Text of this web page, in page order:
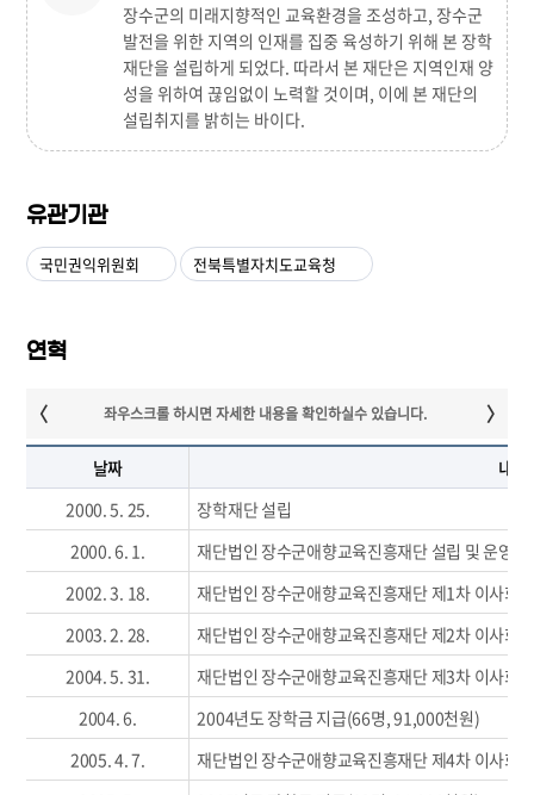
장수군의 미래지향적인 교육환경을 조성하고, 장수군
발전을 위한 지역의 인재를 집중 육성하기 위해 본 장학
재단을 설립하게 되었다. 따라서 본 재단은 지역인재 양
성을 위하여 끊임없이 노력할 것이며, 이에 본 재단의
설립취지를 밝히는 바이다.
유관기관
국민권익위원회 전북특별자치도교육청
연혁
날짜
내용
2000. 5. 25.
장학재단 설립
2000. 6. 1.
재단법인 장수군애향교육진흥재단 설립 및 운영에
2002. 3. 18.
재단법인 장수군애향교육진흥재단 제1차 이사회
2003. 2. 28.
재단법인 장수군애향교육진흥재단 제2차 이사회
2004. 5. 31.
재단법인 장수군애향교육진흥재단 제3차 이사회
2004. 6.
2004년도 장학금 지급(66명, 91,000천원)
2005. 4. 7.
재단법인 장수군애향교육진흥재단 제4차 이사회